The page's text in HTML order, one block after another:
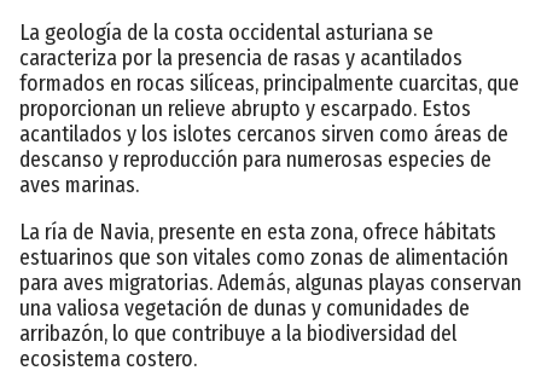
La geología de la costa occidental asturiana se
caracteriza por la presencia de rasas y acantilados
formados en rocas silíceas, principalmente cuarcitas, que
proporcionan un relieve abrupto y escarpado. Estos
acantilados y los islotes cercanos sirven como áreas de
descanso y reproducción para numerosas especies de
aves marinas.
La ría de Navia, presente en esta zona, ofrece hábitats
estuarinos que son vitales como zonas de alimentación
para aves migratorias. Además, algunas playas conservan
una valiosa vegetación de dunas y comunidades de
arribazón, lo que contribuye a la biodiversidad del
ecosistema costero.